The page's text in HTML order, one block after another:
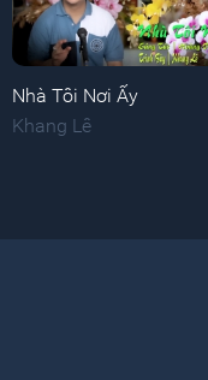
Nhà Tôi Nơi Ấy
Khang Lê